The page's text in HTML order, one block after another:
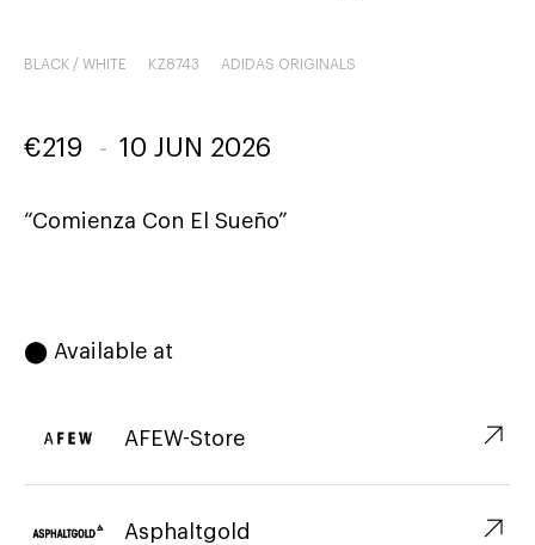
BLACK / WHITE KZ8743 ADIDAS ORIGINALS
€219 - 10 JUN 2026
“Comienza Con El Sueño”
⬤ Available at
AFEW-Store ↗︎
Asphaltgold ↗︎